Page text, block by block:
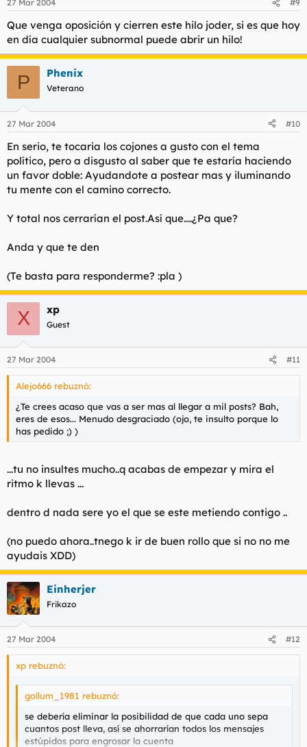
27 Mar 2004 #9
Que venga oposición y cierren este hilo joder, si es que hoy
en día cualquier subnormal puede abrir un hilo!
P Phenix
Veterano
27 Mar 2004 #10
En serio, te tocaria los cojones a gusto con el tema
político, pero a disgusto al saber que te estaría haciendo
un favor doble: Ayudandote a postear mas y iluminando
tu mente con el camino correcto.
Y total nos cerrarían el post.Así que....¿Pa que?
Anda y que te den
(Te basta para responderme? :pla )
X xp
Guest
27 Mar 2004 #11
Alejo666 rebuznó:
¿Te crees acaso que vas a ser mas al llegar a mil posts? Bah,
eres de esos... Menudo desgraciado (ojo, te insulto porque lo
has pedido ;) )
...tu no insultes mucho..q acabas de empezar y mira el
ritmo k llevas ...
dentro d nada sere yo el que se este metiendo contigo ..
(no puedo ahora..tnego k ir de buen rollo que si no no me
ayudais XDD)
Einherjer
Frikazo
27 Mar 2004 #12
xp rebuznó:
gollum_1981 rebuznó:
se debería eliminar la posibilidad de que cada uno sepa
cuantos post lleva, así se ahorrarían todos los mensajes
estúpidos para engrosar la cuenta